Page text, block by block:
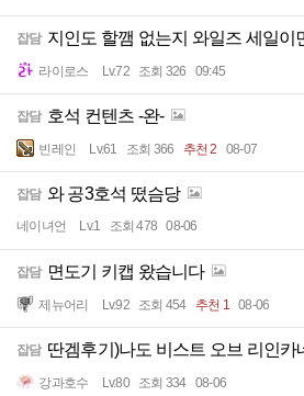
잡담 지인도 할깸 없는지 와일즈 세일이
라이로스 Lv.72 조회 326 09:45
잡담 호석 컨텐츠 -완-
빈레인 Lv.61 조회 366 추천 2 08-07
잡담 와 공3호석 떴슴당
네이녀언 Lv.1 조회 478 08-06
잡담 면도기 키캡 왔습니다
제뉴어리 Lv.92 조회 454 추천 1 08-06
잡담 딴겜후기)나도 비스트 오브 리인카
강과호수 Lv.80 조회 334 08-06